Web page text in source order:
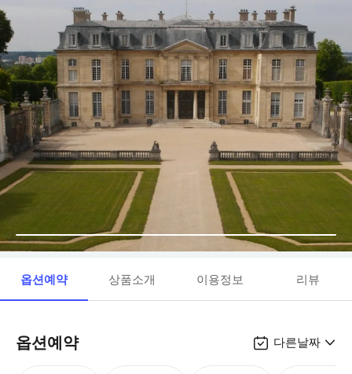
옵션예약 상품소개 이용정보 리뷰
옵션예약 다른날짜